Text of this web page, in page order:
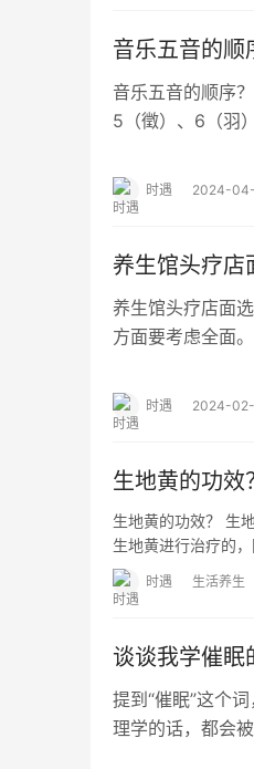
音乐五音的顺
音乐五音的顺序
5（徵）、6（羽
时遇 2024-
养生馆头疗店
养生馆头疗店面
方面要考虑全面
时遇 2024-
生地黄的功效
生地黄的功效？ 生
生地黄进行治疗的
时遇 生活养生
谈谈我学催眠
提到“催眠”这个
理学的话，都会